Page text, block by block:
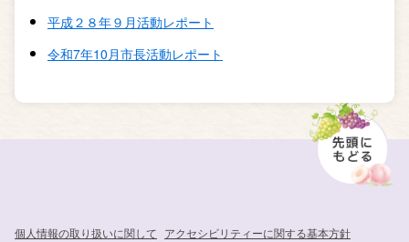
平成２８年９月活動レポート
令和7年10月市長活動レポート
個人情報の取り扱いに関して アクセシビリティーに関する基本方針